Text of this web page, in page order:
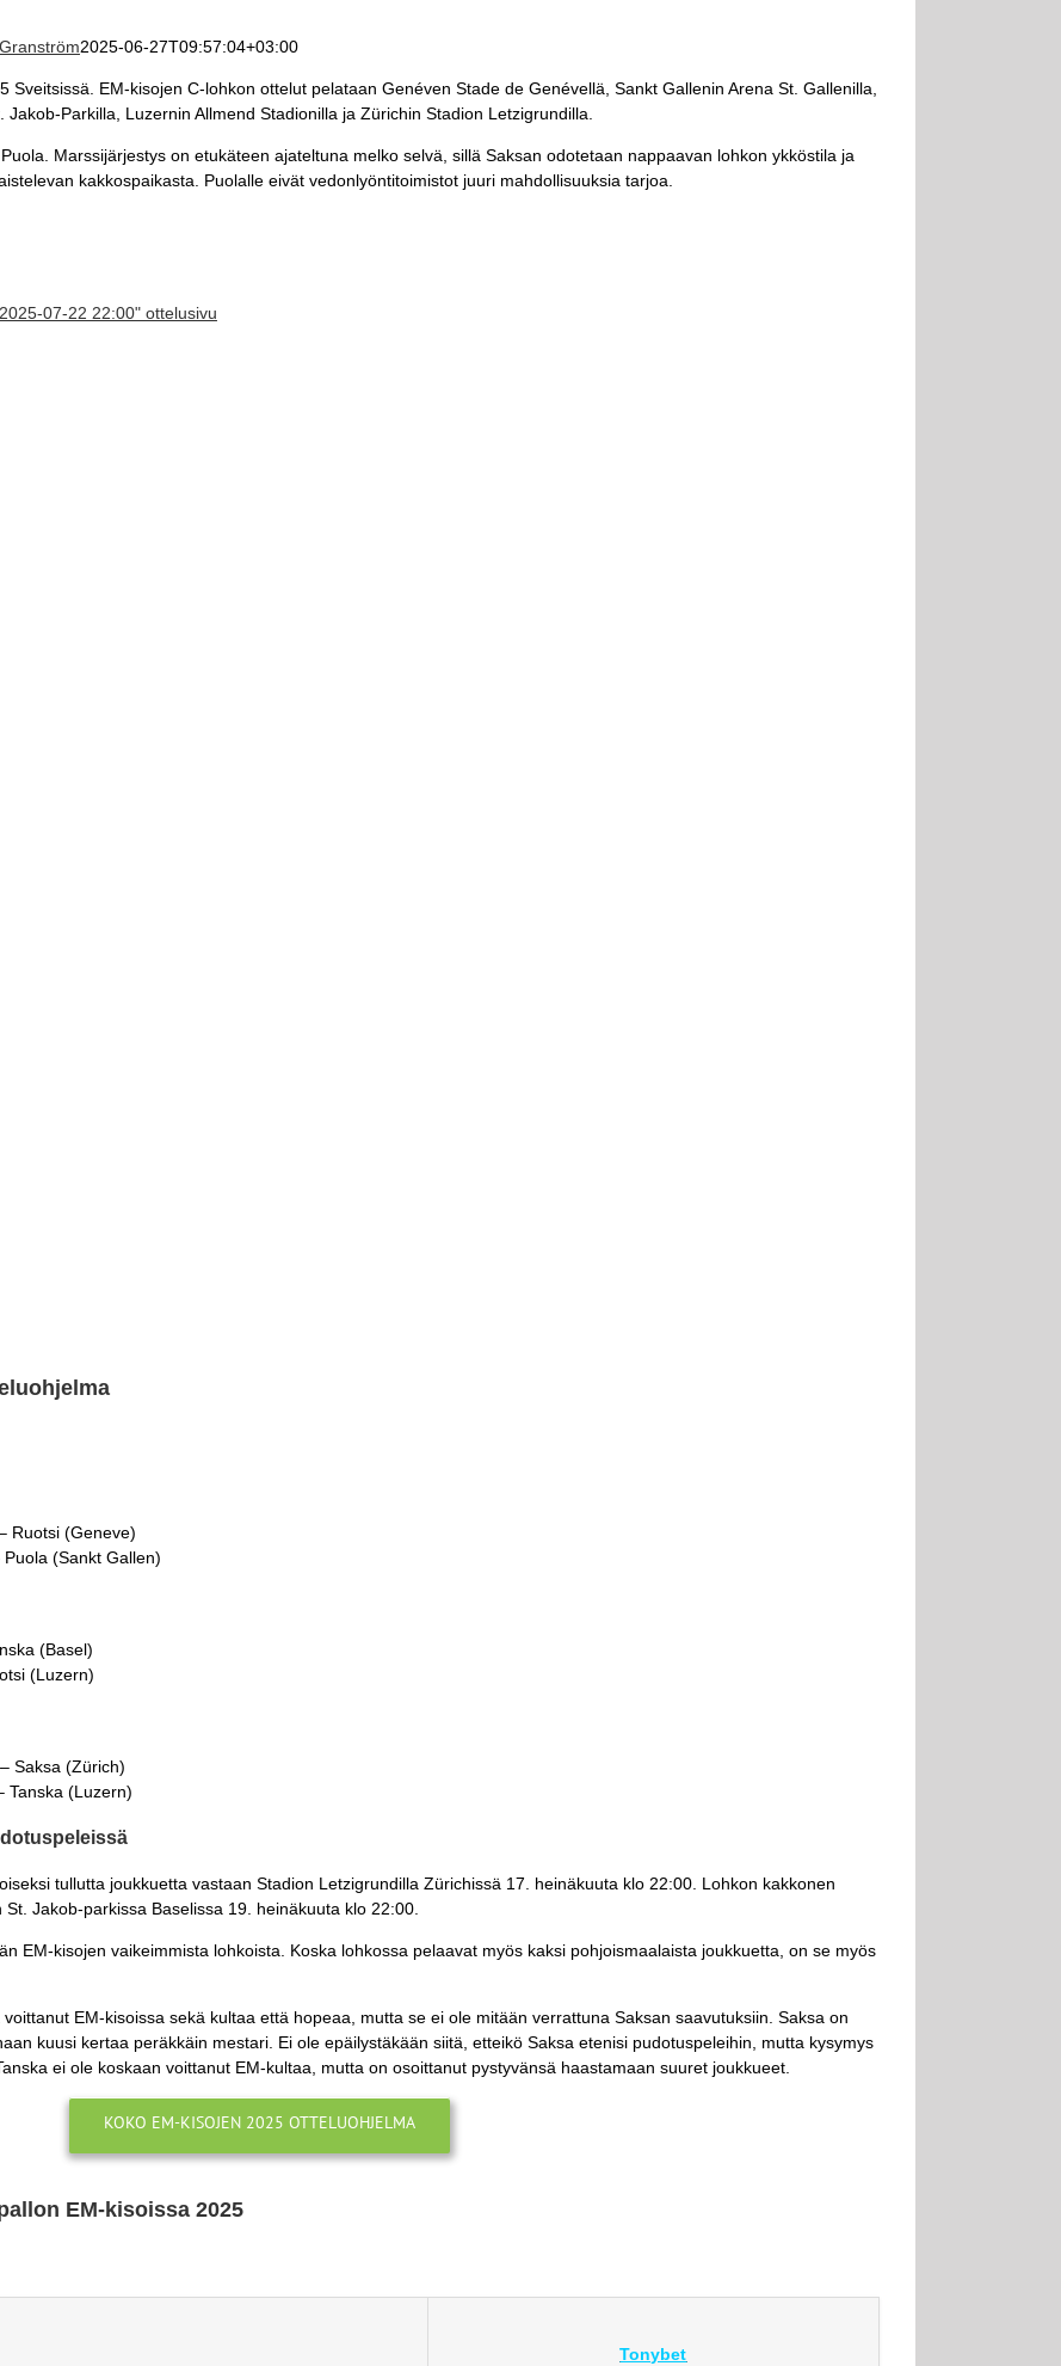
2025-06-27T09:57:04+03:00
Sveitsissä. EM-kisojen C-lohkon ottelut pelataan Genéven Stade de Genévellä, Sankt Gallenin Arena St. Gallenilla,
Jakob-Parkilla, Luzernin Allmend Stadionilla ja Zürichin Stadion Letzigrundilla.
Marssijärjestys on etukäteen ajateltuna melko selvä, sillä Saksan odotetaan nappaavan lohkon ykköstila ja
kakkospaikasta. Puolalle eivät vedonlyöntitoimistot juuri mahdollisuuksia tarjoa.
07-22 22:00" ottelusivu
Ruotsi (Geneve)
(Sankt Gallen)
(Basel)
(Luzern)
Saksa (Zürich)
Tanska (Luzern)
tullutta joukkuetta vastaan Stadion Letzigrundilla Zürichissä 17. heinäkuuta klo 22:00. Lohkon kakkonen
Jakob-parkissa Baselissa 19. heinäkuuta klo 22:00.
EM-kisojen vaikeimmista lohkoista. Koska lohkossa pelaavat myös kaksi pohjoismaalaista joukkuetta, on se myös
EM-kisoissa sekä kultaa että hopeaa, mutta se ei ole mitään verrattuna Saksan saavutuksiin. Saksa on
kuusi kertaa peräkkäin mestari. Ei ole epäilystäkään siitä, etteikö Saksa etenisi pudotuspeleihin, mutta kysymys
ei ole koskaan voittanut EM-kultaa, mutta on osoittanut pystyvänsä haastamaan suuret joukkueet.
KOKO EM-KISOJEN 2025 OTTELUOHJELMA
EM-kisoissa 2025
Tonybet